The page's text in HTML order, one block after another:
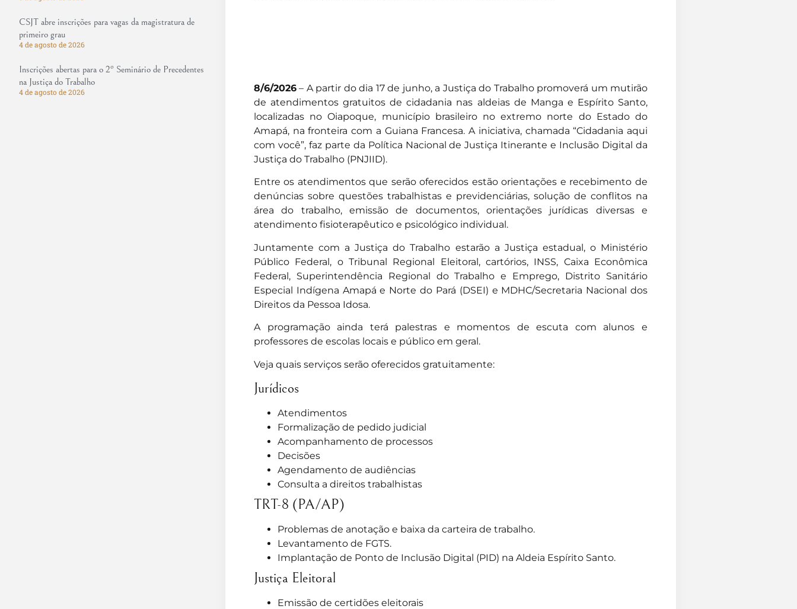
CSJT abre inscrições para vagas da magistratura de
primeiro grau
4 de agosto de 2026
Inscrições abertas para o 2º Seminário de Precedentes
na Justiça do Trabalho
4 de agosto de 2026 8/6/2026– A partir do dia 17 de junho, a Justiça do Trabalho promoverá um mutirão
de atendimentos gratuitos de cidadania nas aldeias de Manga e Espírito Santo,
localizadas no Oiapoque, município brasileiro no extremo norte do Estado do
Amapá, na fronteira com a Guiana Francesa. A iniciativa, chamada “Cidadania aqui
com você”, faz parte da Política Nacional de Justiça Itinerante e Inclusão Digital da
Justiça do Trabalho (PNJIID).
Entre os atendimentos que serão oferecidos estão orientações e recebimento de
denúncias sobre questões trabalhistas e previdenciárias, solução de conflitos na
área do trabalho, emissão de documentos, orientações jurídicas diversas e
atendimento fisioterapêutico e psicológico individual.
Juntamente com a Justiça do Trabalho estarão a Justiça estadual, o Ministério
Público Federal, o Tribunal Regional Eleitoral, cartórios, INSS, Caixa Econômica
Federal, Superintendência Regional do Trabalho e Emprego, Distrito Sanitário
Especial Indígena Amapá e Norte do Pará (DSEI) e MDHC/Secretaria Nacional dos
Direitos da Pessoa Idosa.
A programação ainda terá palestras e momentos de escuta com alunos e
professores de escolas locais e público em geral.
Veja quais serviços serão oferecidos gratuitamente:
Jurídicos
Atendimentos
Formalização de pedido judicial
Acompanhamento de processos
Decisões
Agendamento de audiências
Consulta a direitos trabalhistas
TRT-8 (PA/AP)
Problemas de anotação e baixa da carteira de trabalho.
Levantamento de FGTS.
Implantação de Ponto de Inclusão Digital (PID) na Aldeia Espírito Santo.
Justiça Eleitoral
Emissão de certidões eleitorais